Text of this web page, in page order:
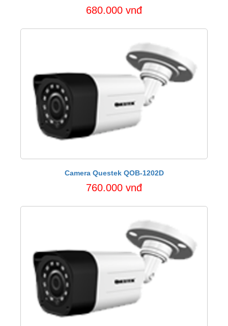
680.000 vnđ
Camera Questek QOB-1202D
760.000 vnđ